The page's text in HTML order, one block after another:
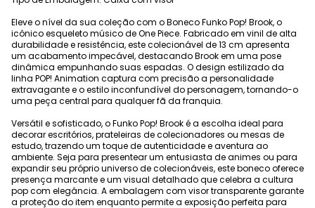
Eleve o nível da sua coleção com o Boneco Funko Pop! Brook, o
icônico esqueleto músico de One Piece. Fabricado em vinil de alta
durabilidade e resistência, este colecionável de 13 cm apresenta
um acabamento impecável, destacando Brook em uma pose
dinâmica empunhando suas espadas. O design estilizado da
linha POP! Animation captura com precisão a personalidade
extravagante e o estilo inconfundível do personagem, tornando-o
uma peça central para qualquer fã da franquia.
Versátil e sofisticado, o Funko Pop! Brook é a escolha ideal para
decorar escritórios, prateleiras de colecionadores ou mesas de
estudo, trazendo um toque de autenticidade e aventura ao
ambiente. Seja para presentear um entusiasta de animes ou para
expandir seu próprio universo de colecionáveis, este boneco oferece
presença marcante e um visual detalhado que celebra a cultura
pop com elegância. A embalagem com visor transparente garante
a proteção do item enquanto permite a exposição perfeita para